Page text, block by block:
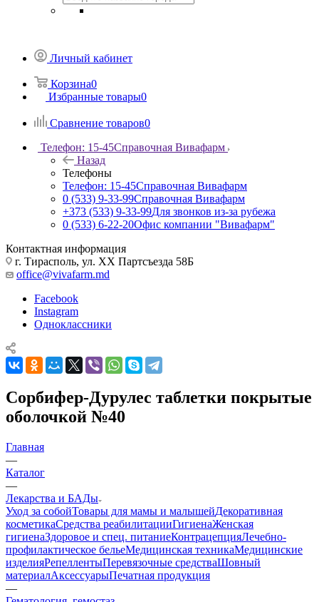
Личный кабинет
Корзина0
Избранные товары0
Сравнение товаров0
Телефон: 15-45Справочная Вивафарм
Назад
Телефоны
Телефон: 15-45Справочная Вивафарм
0 (533) 9-33-99Справочная Вивафарм
+373 (533) 9-33-99Для звонков из-за рубежа
0 (533) 6-22-20Офис компании "Вивафарм"
Контактная информация
г. Тирасполь, ул. ХХ Партсъезда 58Б
office@vivafarm.md
Facebook
Instagram
Одноклассники
Сорбифер-Дурулес таблетки покрытые
оболочкой №40
Главная
—
Каталог
—
Лекарства и БАДы
Уход за собойТовары для мамы и малышейДекоративная
косметикаСредства реабилитацииГигиенаЖенская
гигиенаЗдоровое и спец. питаниеКонтрацепцияЛечебно-
профилактическое бельеМедицинская техникаМедицинские
изделияРепеллентыПеревязочные средстваШовный
материалАксессуарыПечатная продукция
—